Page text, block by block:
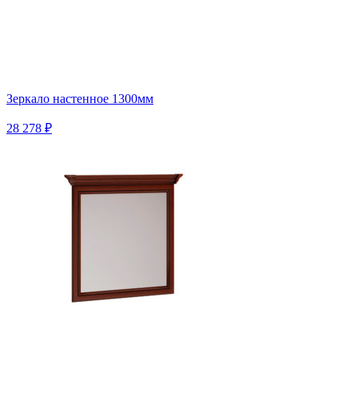
Зеркало настенное 1300мм
28 278 ₽